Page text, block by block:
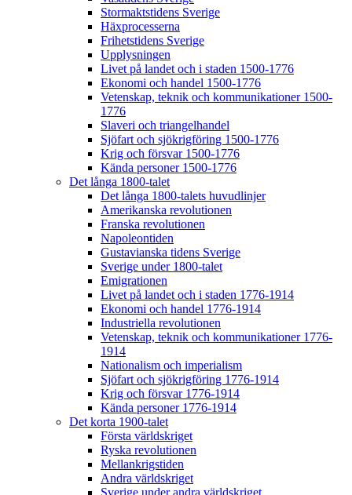
Stormaktstidens Sverige
Häxprocesserna
Frihetstidens Sverige
Upplysningen
Livet på landet och i staden 1500-1776
Ekonomi och handel 1500-1776
Vetenskap, teknik och kommunikationer 1500-
1776
Slaveri och triangelhandel
Sjöfart och sjökrigföring 1500-1776
Krig och försvar 1500-1776
Kända personer 1500-1776
Det långa 1800-talet
Det långa 1800-talets huvudlinjer
Amerikanska revolutionen
Franska revolutionen
Napoleontiden
Gustavianska tidens Sverige
Sverige under 1800-talet
Emigrationen
Livet på landet och i staden 1776-1914
Ekonomi och handel 1776-1914
Industriella revolutionen
Vetenskap, teknik och kommunikationer 1776-
1914
Nationalism och imperialism
Sjöfart och sjökrigföring 1776-1914
Krig och försvar 1776-1914
Kända personer 1776-1914
Det korta 1900-talet
Första världskriget
Ryska revolutionen
Mellankrigstiden
Andra världskriget
Sverige under andra världskriget